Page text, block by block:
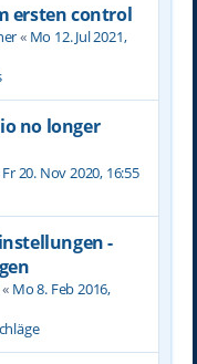
ersten control
« Mo 12. Jul 2021,
no longer
Fr 20. Nov 2020, 16:55
-
« Mo 8. Feb 2016,